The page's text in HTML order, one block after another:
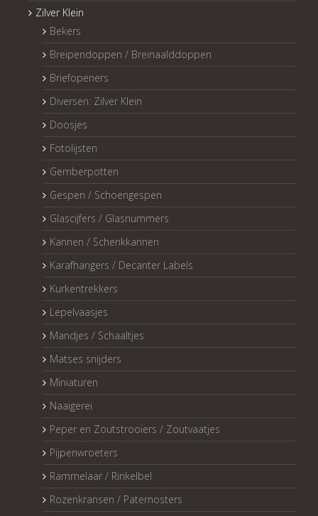
Zilver Klein
Bekers
Breipendoppen / Breinaalddoppen
Briefopeners
Diversen: Zilver Klein
Doosjes
Fotolijsten
Gemberpotten
Gespen / Schoengespen
Glascijfers / Glasnummers
Kannen / Schenkkannen
Karafhangers / Decanter Labels
Kurkentrekkers
Lepelvaasjes
Mandjes / Schaaltjes
Matses snijders
Miniaturen
Naaigerei
Peper en Zoutstrooiers / Zoutvaatjes
Pijpenwroeters
Rammelaar / Rinkelbel
Rozenkransen / Paternosters